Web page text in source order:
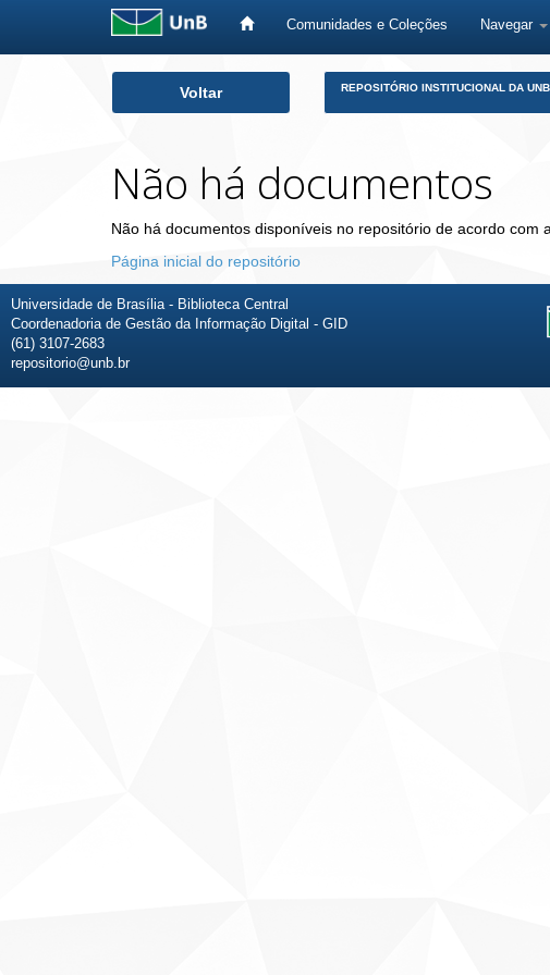
Comunidades e Coleções Navegar
Voltar REPOSITÓRIO INSTITUCIONAL DA UNB
Não há documentos
Não há documentos disponíveis no repositório de acordo com
Página inicial do repositório
Universidade de Brasília - Biblioteca Central
Coordenadoria de Gestão da Informação Digital - GID
(61) 3107-2683
repositorio@unb.br